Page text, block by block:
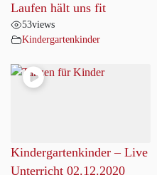
Laufen hält uns fit
53views
Kindergartenkinder
Kindergartenkinder – Live
Unterricht 02.12.2020